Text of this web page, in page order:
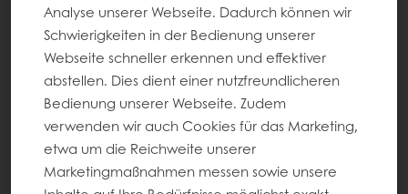
Analyse unserer Webseite. Dadurch können wir
Schwierigkeiten in der Bedienung unserer
Webseite schneller erkennen und effektiver
abstellen. Dies dient einer nutzfreundlicheren
Bedienung unserer Webseite. Zudem
verwenden wir auch Cookies für das Marketing,
etwa um die Reichweite unserer
Marketingmaßnahmen messen sowie unsere